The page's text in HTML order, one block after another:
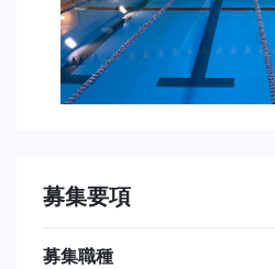
募集要項
募集職種